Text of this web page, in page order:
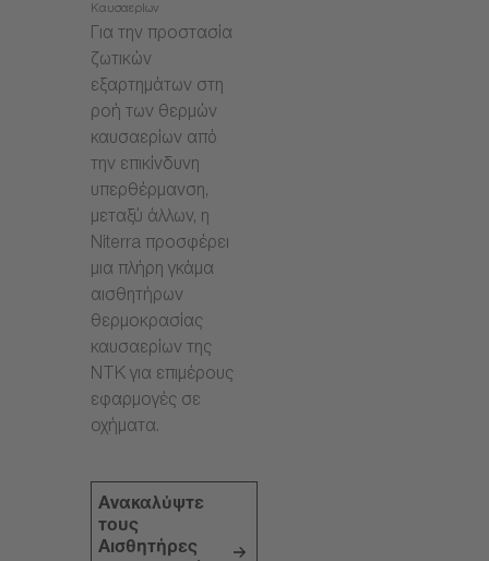
Καυσαερίων
Για την προστασία
ζωτικών
εξαρτημάτων στη
ροή των θερμών
καυσαερίων από
την επικίνδυνη
υπερθέρμανση,
μεταξύ άλλων, η
Niterra προσφέρει
μια πλήρη γκάμα
αισθητήρων
θερμοκρασίας
καυσαερίων της
NTK για επιμέρους
εφαρμογές σε
οχήματα.
Ανακαλύψτε
τους
Αισθητήρες